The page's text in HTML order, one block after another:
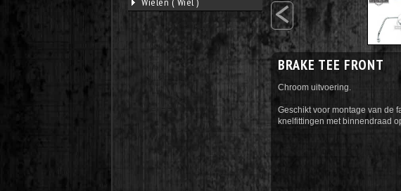
<
BRAKE TEE FRONT
Chroom uitvoering.
Geschikt voor montage van de
knelfittingen met binnendraad